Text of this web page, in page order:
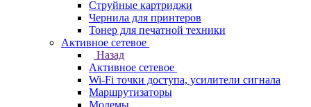
Струйные картриджи
Чернила для принтеров
Тонер для печатной техники
Активное сетевое
Назад
Активное сетевое
Wi-Fi точки доступа, усилители сигнала
Маршрутизаторы
Модемы